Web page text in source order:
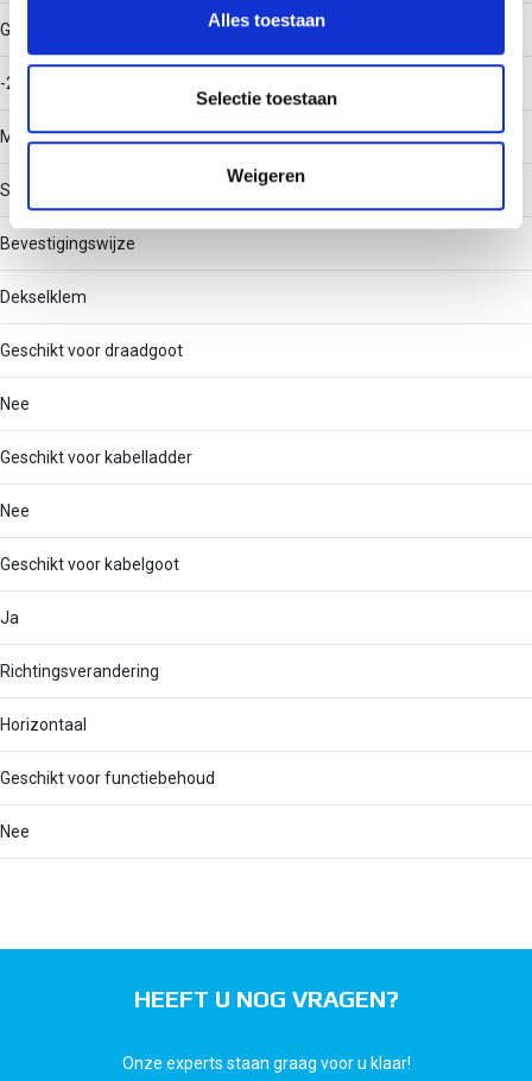
en om ons websiteverkeer te analyseren. Ook delen we
partners voor social media, adverteren en analyse. Deze
partners kunnen deze gegevens combineren met andere
verzameld op basis van uw gebruik van hun services.
Alles toestaan
Selectie toestaan
Weigeren
Gebruikstemperatuur
-20 - 120
Materiaal
Staal
Bevestigingswijze
Dekselklem
Geschikt voor draadgoot
Nee
Geschikt voor kabelladder
Nee
Geschikt voor kabelgoot
Ja
Richtingsverandering
Horizontaal
Geschikt voor functiebehoud
Nee
HEEFT U NOG VRAGEN?
Onze experts staan graag voor u klaar!